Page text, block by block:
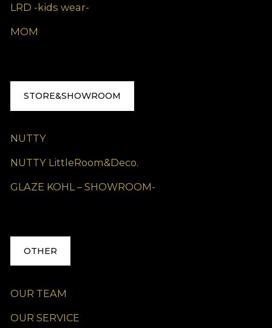
LRD -kids wear-
MOM
STORE&SHOWROOM
NUTTY
NUTTY LittleRoom&Deco.
GLAZE KOHL – SHOWROOM-
OTHER
OUR TEAM
OUR SERVICE